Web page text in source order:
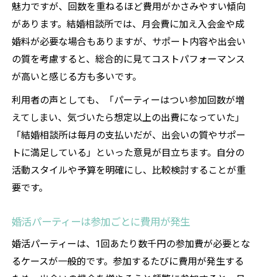
魅力ですが、回数を重ねるほど費用がかさみやすい傾向
があります。結婚相談所では、月会費に加え入会金や成
婚料が必要な場合もありますが、サポート内容や出会い
の質を考慮すると、総合的に見てコストパフォーマンス
が高いと感じる方も多いです。
利用者の声としても、「パーティーはつい参加回数が増
えてしまい、気づいたら想定以上の出費になっていた」
「結婚相談所は毎月の支払いだが、出会いの質やサポー
トに満足している」といった意見が目立ちます。自分の
活動スタイルや予算を明確にし、比較検討することが重
要です。
婚活パーティーは参加ごとに費用が発生
婚活パーティーは、1回あたり数千円の参加費が必要とな
るケースが一般的です。参加するたびに費用が発生する